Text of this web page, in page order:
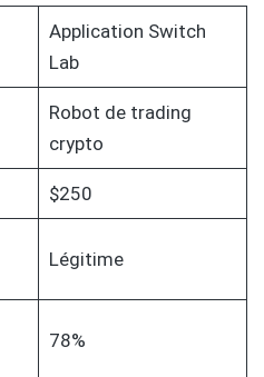
Application Switch
Lab
Robot de trading
crypto
$250
Légitime
78%